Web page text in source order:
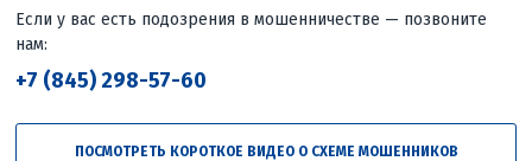
клиренс и уверенно себя ведет на трассе и
Следующее
🏁 Компактный, легкий и очень
Если у вас есть подозрения в мошенничестве — позвоните
нам:
+7 (845) 298-57-60
ПОСМОТРЕТЬ КОРОТКОЕ ВИДЕО О СХЕМЕ МОШЕННИКОВ